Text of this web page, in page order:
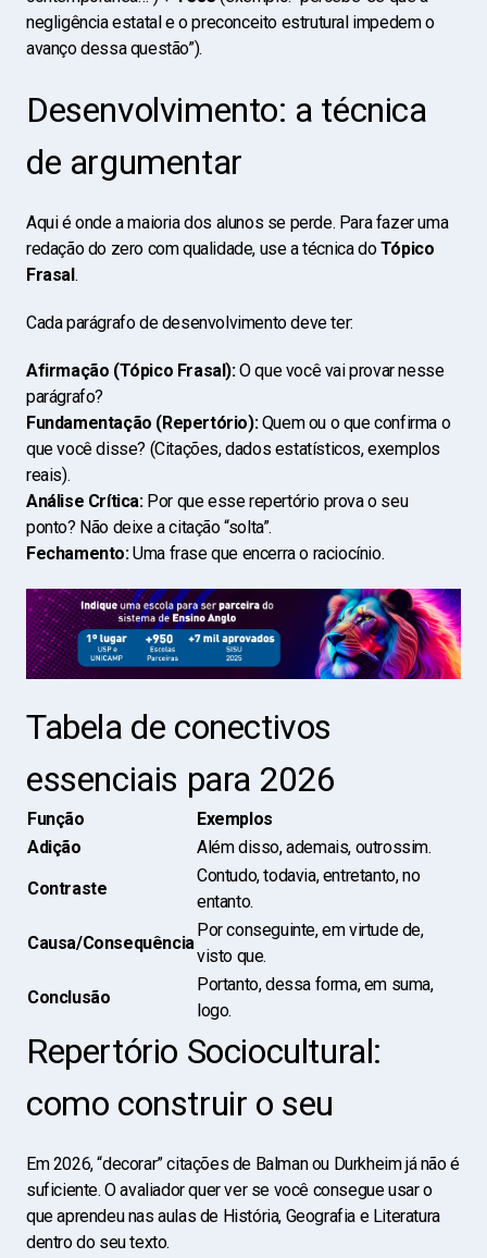
negligência estatal e o preconceito estrutural impedem o
avanço dessa questão”).
Desenvolvimento: a técnica
de argumentar
Aqui é onde a maioria dos alunos se perde. Para fazer uma
redação do zero com qualidade, use a técnica doTópico
Frasal.
Cada parágrafo de desenvolvimento deve ter:
Afirmação (Tópico Frasal):O que você vai provar nesse
parágrafo?
Fundamentação (Repertório):Quem ou o que confirma o
que você disse? (Citações, dados estatísticos, exemplos
reais).
Análise Crítica:Por que esse repertório prova o seu
ponto? Não deixe a citação “solta”.
Fechamento:Uma frase que encerra o raciocínio.
Tabela de conectivos
essenciais para 2026
Função
Exemplos
Adição
Além disso, ademais, outrossim.
Contraste
Contudo, todavia, entretanto, no
entanto.
Causa/Consequência
Por conseguinte, em virtude de,
visto que.
Conclusão
Portanto, dessa forma, em suma,
logo.
Repertório Sociocultural:
como construir o seu
Em 2026, “decorar” citações de Balman ou Durkheim já não é
suficiente. O avaliador quer ver se você consegue usar o
que aprendeu nas aulas de História, Geografia e Literatura
dentro do seu texto.